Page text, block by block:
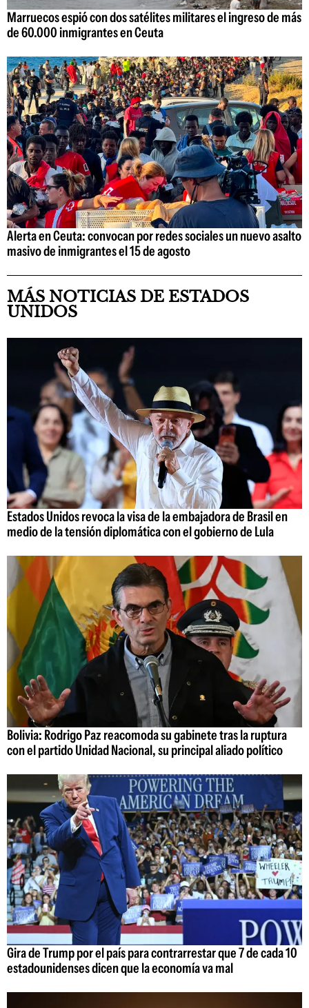
Marruecos espió con dos satélites militares el ingreso de más
de 60.000 inmigrantes en Ceuta
Alerta en Ceuta: convocan por redes sociales un nuevo asalto
masivo de inmigrantes el 15 de agosto
MÁS NOTICIAS DE ESTADOS
UNIDOS
Estados Unidos revoca la visa de la embajadora de Brasil en
medio de la tensión diplomática con el gobierno de Lula
Bolivia: Rodrigo Paz reacomoda su gabinete tras la ruptura
con el partido Unidad Nacional, su principal aliado político
Gira de Trump por el país para contrarrestar que 7 de cada 10
estadounidenses dicen que la economía va mal